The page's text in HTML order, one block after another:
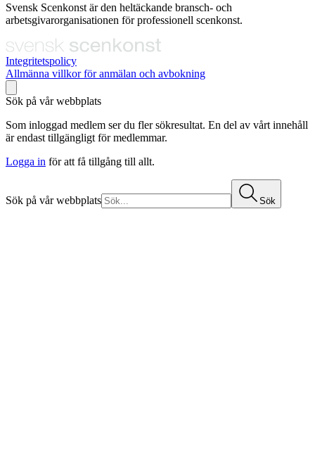
Svensk Scenkonst är den heltäckande bransch- och
arbetsgivarorganisationen för professionell scenkonst.
Integritetspolicy
Allmänna villkor för anmälan och avbokning
Sök på vår webbplats
Som inloggad medlem ser du fler sökresultat. En del av vårt innehåll
är endast tillgängligt för medlemmar.
Logga in för att få tillgång till allt.
Sök på vår webbplats Sök